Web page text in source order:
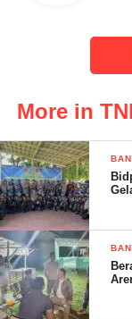
Lanjutnya, semoga
memberikan
kesejahteraan
pembangunan
” Melalui kegiatan
More in TNI